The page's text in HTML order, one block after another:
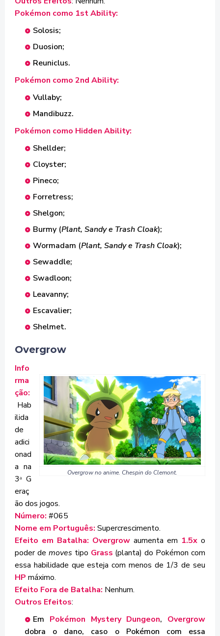
Pokémon como 1st Ability:
Solosis;
Duosion;
Reuniclus.
Pokémon como 2nd Ability:
Vullaby;
Mandibuzz.
Pokémon como Hidden Ability:
Shellder;
Cloyster;
Pineco;
Forretress;
Shelgon;
Burmy (Plant, Sandy e Trash Cloak);
Wormadam (Plant, Sandy e Trash Cloak);
Sewaddle;
Swadloon;
Leavanny;
Escavalier;
Shelmet.
Overgrow
Overgrow no anime. Chespin do Clemont.
Info
rma
ção:
Hab
ilida
de
adici
onad
a na
3ªG
eraç
ão dos jogos.
Número: #065
Nome em Português: Supercrescimento.
Efeito em Batalha: Overgrow aumenta em 1.5x o
poder de moves tipo Grass (planta) do Pokémon com
essa habilidade que esteja com menos de 1/3 de seu
HP máximo.
Efeito Fora de Batalha: Nenhum.
Outros Efeitos:
Em Pokémon Mystery Dungeon, Overgrow
dobra o dano, caso o Pokémon com essa